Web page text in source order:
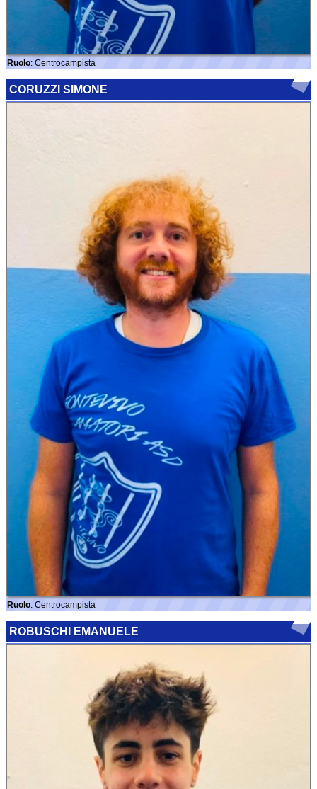
Ruolo: Centrocampista
CORUZZI SIMONE
Ruolo: Centrocampista
ROBUSCHI EMANUELE